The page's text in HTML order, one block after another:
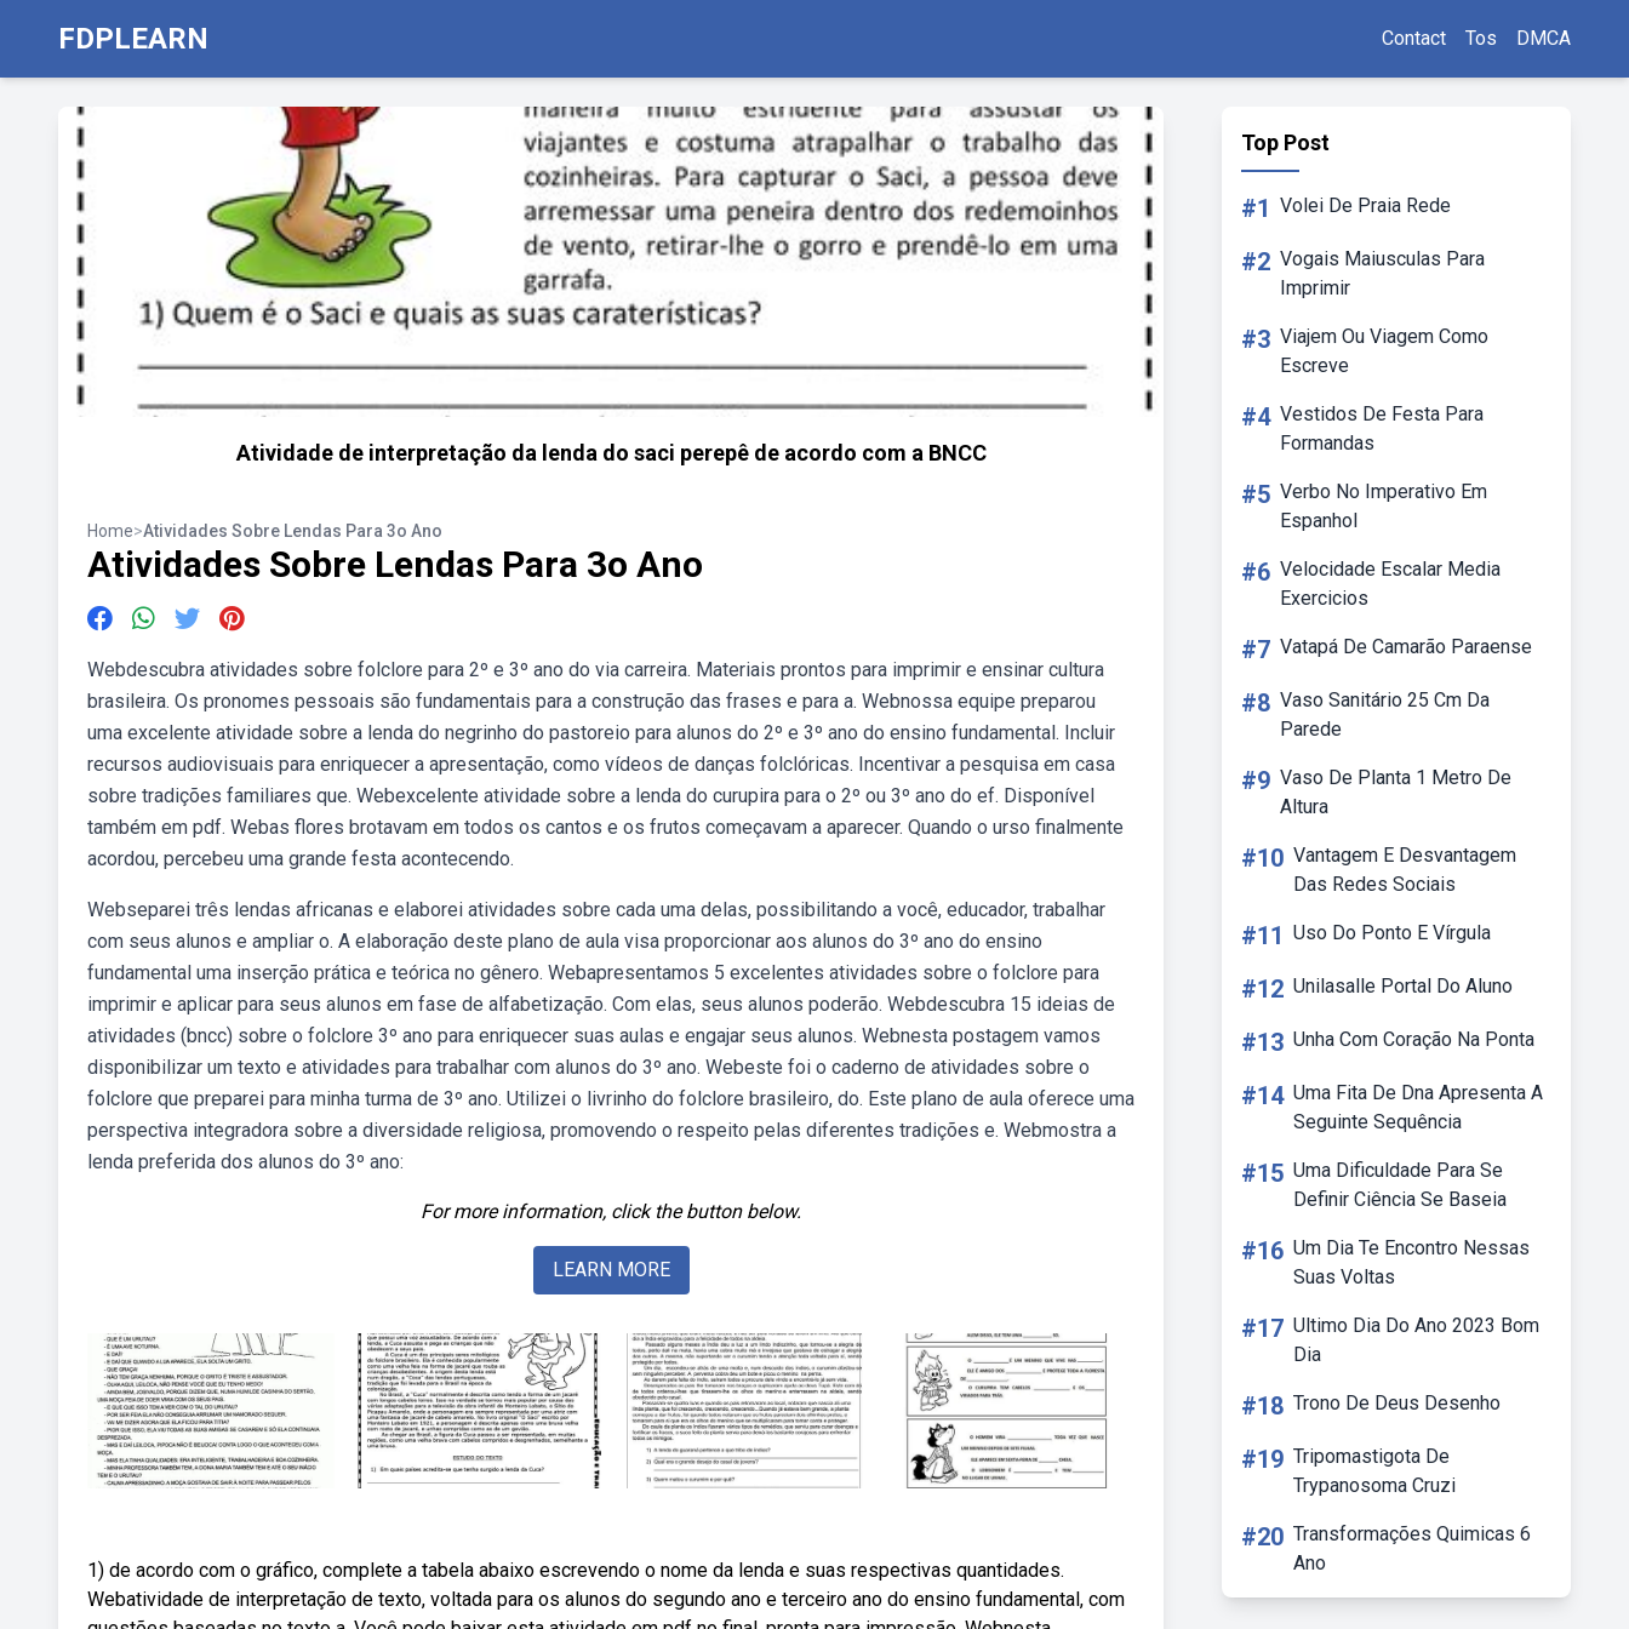
FDPLEARN Contact Tos DMCA
Atividade de interpretação da lenda do saci perepê de acordo com a BNCC
Home>Atividades Sobre Lendas Para 3o Ano
Atividades Sobre Lendas Para 3o Ano
Webdescubra atividades sobre folclore para 2º e 3º ano do via carreira. Materiais prontos para imprimir e ensinar cultura
brasileira. Os pronomes pessoais são fundamentais para a construção das frases e para a. Webnossa equipe preparou
uma excelente atividade sobre a lenda do negrinho do pastoreio para alunos do 2º e 3º ano do ensino fundamental. Incluir
recursos audiovisuais para enriquecer a apresentação, como vídeos de danças folclóricas. Incentivar a pesquisa em casa
sobre tradições familiares que. Webexcelente atividade sobre a lenda do curupira para o 2º ou 3º ano do ef. Disponível
também em pdf. Webas flores brotavam em todos os cantos e os frutos começavam a aparecer. Quando o urso finalmente
acordou, percebeu uma grande festa acontecendo.
Webseparei três lendas africanas e elaborei atividades sobre cada uma delas, possibilitando a você, educador, trabalhar
com seus alunos e ampliar o. A elaboração deste plano de aula visa proporcionar aos alunos do 3º ano do ensino
fundamental uma inserção prática e teórica no gênero. Webapresentamos 5 excelentes atividades sobre o folclore para
imprimir e aplicar para seus alunos em fase de alfabetização. Com elas, seus alunos poderão. Webdescubra 15 ideias de
atividades (bncc) sobre o folclore 3º ano para enriquecer suas aulas e engajar seus alunos. Webnesta postagem vamos
disponibilizar um texto e atividades para trabalhar com alunos do 3º ano. Webeste foi o caderno de atividades sobre o
folclore que preparei para minha turma de 3º ano. Utilizei o livrinho do folclore brasileiro, do. Este plano de aula oferece uma
perspectiva integradora sobre a diversidade religiosa, promovendo o respeito pelas diferentes tradições e. Webmostra a
lenda preferida dos alunos do 3º ano:
For more information, click the button below.
LEARN MORE
1) de acordo com o gráfico, complete a tabela abaixo escrevendo o nome da lenda e suas respectivas quantidades.
Webatividade de interpretação de texto, voltada para os alunos do segundo ano e terceiro ano do ensino fundamental, com
Top Post
#1 Volei De Praia Rede
#2 Vogais Maiusculas Para
Imprimir
#3 Viajem Ou Viagem Como
Escreve
#4 Vestidos De Festa Para
Formandas
#5 Verbo No Imperativo Em
Espanhol
#6 Velocidade Escalar Media
Exercicios
#7 Vatapá De Camarão Paraense
#8 Vaso Sanitário 25 Cm Da
Parede
#9 Vaso De Planta 1 Metro De
Altura
#10 Vantagem E Desvantagem
Das Redes Sociais
#11 Uso Do Ponto E Vírgula
#12 Unilasalle Portal Do Aluno
#13 Unha Com Coração Na Ponta
#14 Uma Fita De Dna Apresenta A
Seguinte Sequência
#15 Uma Dificuldade Para Se
Definir Ciência Se Baseia
#16 Um Dia Te Encontro Nessas
Suas Voltas
#17 Ultimo Dia Do Ano 2023 Bom
Dia
#18 Trono De Deus Desenho
#19 Tripomastigota De
Trypanosoma Cruzi
#20 Transformações Quimicas 6
Ano